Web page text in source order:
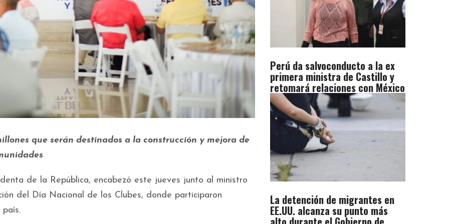
que serán destinados a la construcción y mejora de
de la República, encabezó este jueves junto al ministro
del Día Nacional de los Clubes, donde participaron
Perú da salvoconducto a la ex
primera ministra de Castillo y
retomará relaciones con México
La detención de migrantes en
EE.UU. alcanza su punto más